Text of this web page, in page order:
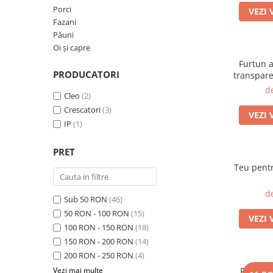
Porci
Fazani
Păuni
Oi şi capre
PRODUCATORI
Cleo (2)
Crescatori(3)
IP (1)
PRET
Sub 50 RON (46)
50 RON - 100 RON (15)
100 RON - 150 RON (18)
150 RON - 200 RON (14)
200 RON - 250 RON (4)
Vezi mai multe
VEZI
Furtun
VEZI
Teu
VEZI